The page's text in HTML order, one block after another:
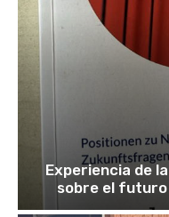
Experiencia de
sobre el futuro